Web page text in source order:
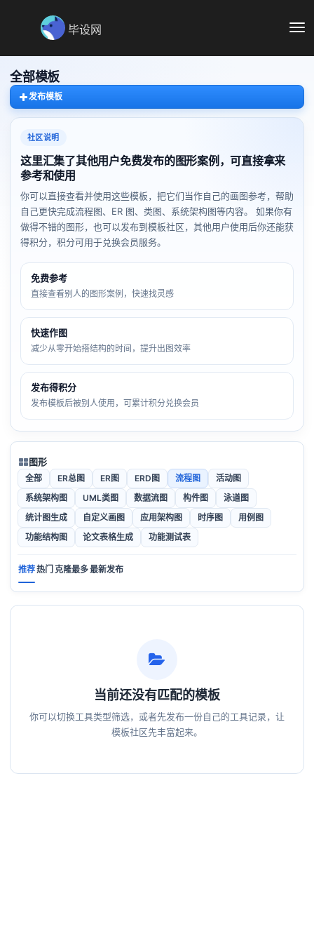
切
导
毕设网
全部模板
发布模板
社区说明
这里汇集了其他用户免费发布的图形案例，可直接拿来
参考和使用
你可以直接查看并使用这些模板，把它们当作自己的画图参考，帮助
自己更快完成流程图、ER 图、类图、系统架构图等内容。 如果你有
做得不错的图形，也可以发布到模板社区，其他用户使用后你还能获
得积分，积分可用于兑换会员服务。
免费参考
直接查看别人的图形案例，快速找灵感
快速作图
减少从零开始搭结构的时间，提升出图效率
发布得积分
发布模板后被别人使用，可累计积分兑换会员
图形
全部 ER总图 ER图 ERD图 流程图
活动图
系统架构图
UML类图 数据流图 构件图
泳道图
统计图生成
自定义画图 应用架构图 时序图
用例图
功能结构图
论文表格生成 功能测试表
推荐热门 克隆最多最新发布
当前还没有匹配的模板
你可以切换工具类型筛选，或者先发布一份自己的工具记录，让
模板社区先丰富起来。